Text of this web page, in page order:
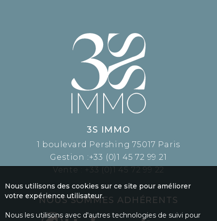
3S IMMO
1 boulevard Pershing 75017 Paris
Gestion :+33 (0)1 45 72 99 21
Vente :+33 (0)1 45 72 99 22
NOUS SOMMES ADHÉRENTS
Nous utilisons des cookies sur ce site pour améliorer
votre expérience utilisateur.
Nous les utilisons avec d'autres technologies de suivi pour